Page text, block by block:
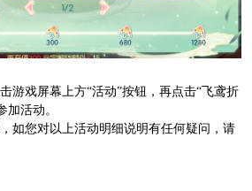
游戏屏幕上方“活动”按钮，再点击“飞鸢折
活动。
如您对以上活动明细说明有任何疑问，请